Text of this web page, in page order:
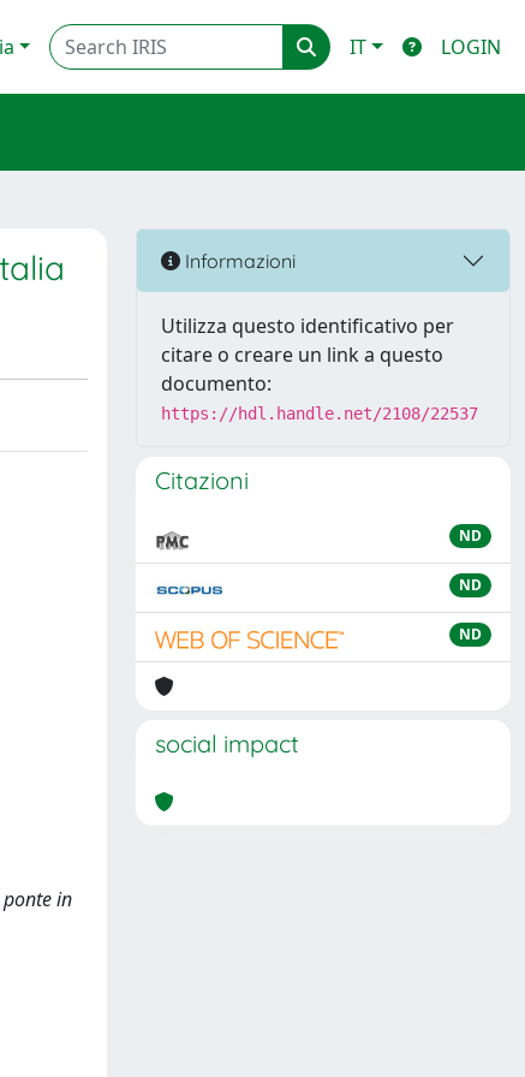
IT LOGIN
in
Informazioni
Utilizza questo identificativo per
citare o creare un link a questo
documento:
https://hdl.handle.net/2108/22537
Citazioni
ND
ND
ND
social impact